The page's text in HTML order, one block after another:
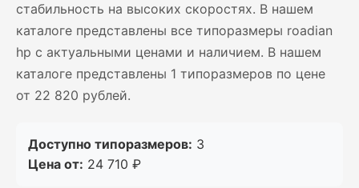
стабильность на высоких скоростях. В нашем
каталоге представлены все типоразмеры roadian
hp с актуальными ценами и наличием. В нашем
каталоге представлены 1 типоразмеров по цене
от 22 820 рублей.
Доступно типоразмеров: 3
Цена от: 24 710 ₽